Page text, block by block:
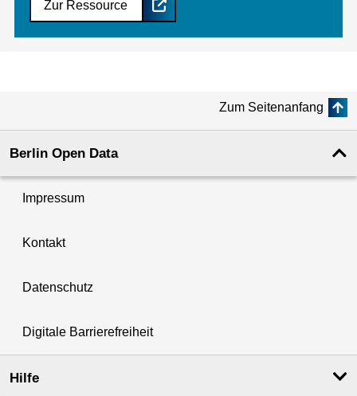
Zur Ressource
Zum Seitenanfang
Berlin Open Data
Impressum
Kontakt
Datenschutz
Digitale Barrierefreiheit
Hilfe